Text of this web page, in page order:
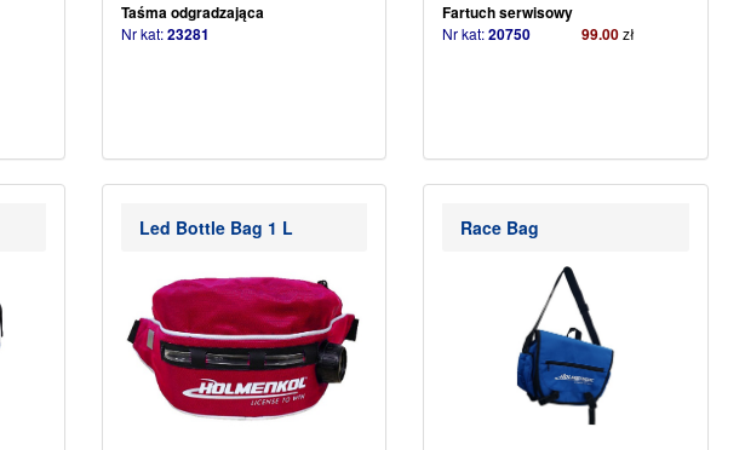
Taśma odgradzająca
Nr kat:23281
Fartuch serwisowy
Nr kat:2075099.00zł
Led Bottle Bag 1 L Race Bag